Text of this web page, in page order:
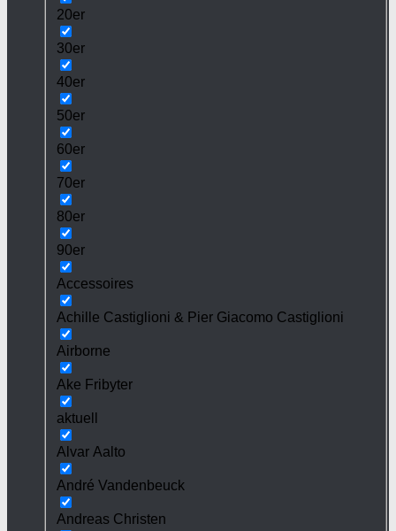
20er
30er
40er
50er
60er
70er
80er
90er
Accessoires
Achille Castiglioni & Pier Giacomo Castiglioni
Airborne
Ake Fribyter
aktuell
Alvar Aalto
André Vandenbeuck
Andreas Christen